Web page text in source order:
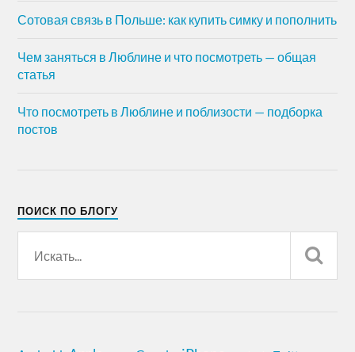
Сотовая связь в Польше: как купить симку и пополнить
Чем заняться в Люблине и что посмотреть — общая
статья
Что посмотреть в Люблине и поблизости — подборка
постов
ПОИСК ПО БЛОГУ